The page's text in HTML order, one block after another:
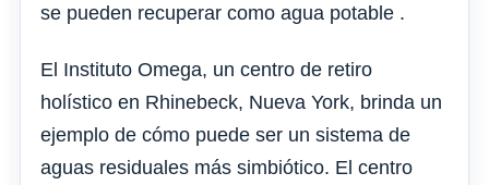
se pueden recuperar como agua potable .
El Instituto Omega, un centro de retiro
holístico en Rhinebeck, Nueva York, brinda un
ejemplo de cómo puede ser un sistema de
aguas residuales más simbiótico. El centro